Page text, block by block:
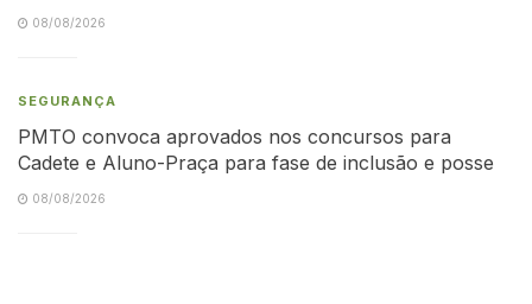
08/08/2026
SEGURANÇA
PMTO convoca aprovados nos concursos para
Cadete e Aluno-Praça para fase de inclusão e posse
08/08/2026